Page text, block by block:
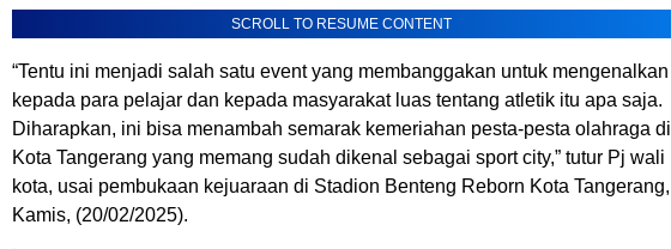
SCROLL TO RESUME CONTENT
“Tentu ini menjadi salah satu event yang membanggakan untuk mengenalkan
kepada para pelajar dan kepada masyarakat luas tentang atletik itu apa saja.
Diharapkan, ini bisa menambah semarak kemeriahan pesta-pesta olahraga di
Kota Tangerang yang memang sudah dikenal sebagai sport city,” tutur Pj wali
kota, usai pembukaan kejuaraan di Stadion Benteng Reborn Kota Tangerang,
Kamis, (20/02/2025).